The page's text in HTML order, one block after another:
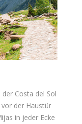
Costa del Sol
der Haustür
in jeder Ecke